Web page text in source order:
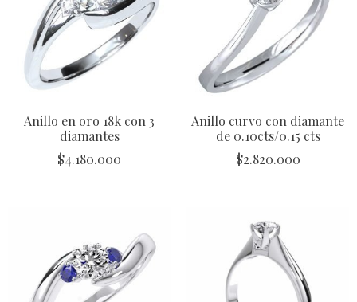
Anillo en oro 18k con 3
diamantes
$4.180.000
Anillo curvo con diamante
de 0.10cts/0.15 cts
$2.820.000